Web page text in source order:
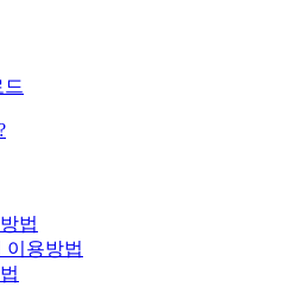
법
이용방법